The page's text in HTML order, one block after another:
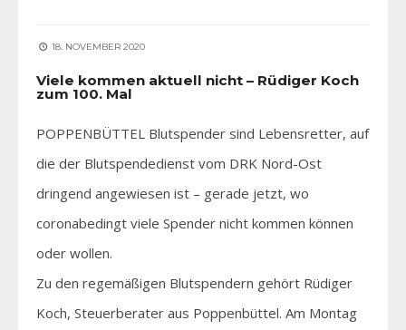
18. NOVEMBER 2020
Viele kommen aktuell nicht – Rüdiger Koch
zum 100. Mal
POPPENBÜTTEL Blutspender sind Lebensretter, auf
die der Blutspendedienst vom DRK Nord-Ost
dringend angewiesen ist – gerade jetzt, wo
coronabedingt viele Spender nicht kommen können
oder wollen.
Zu den regemäßigen Blutspendern gehört Rüdiger
Koch, Steuerberater aus Poppenbüttel. Am Montag